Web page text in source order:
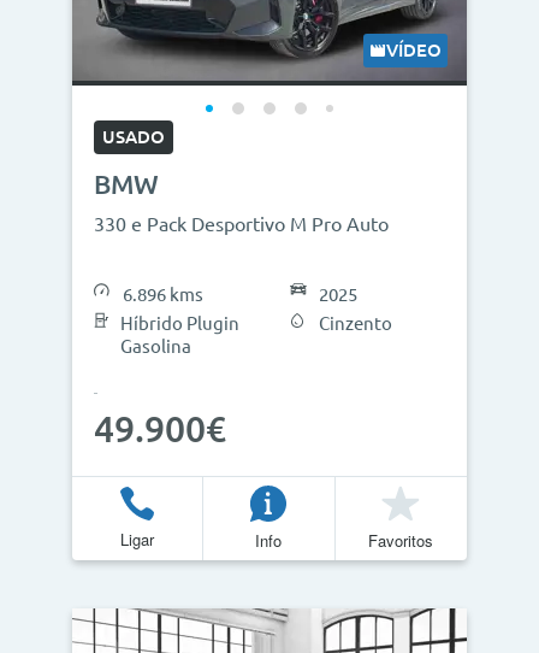
VÍDEO
USADO
BMW
330 e Pack Desportivo M Pro Auto
6.896 kms
Híbrido Plugin
Gasolina
2025
Cinzento
49.900€
Ligar Info Favoritos